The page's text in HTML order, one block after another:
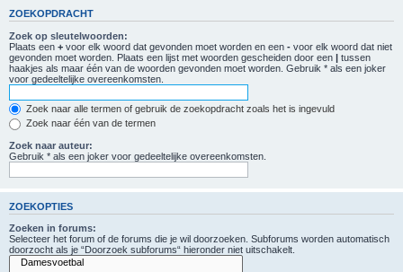
ZOEKOPDRACHT
Zoek op sleutelwoorden:
Plaats een + voor elk woord dat gevonden moet worden en een - voor elk woord dat niet
gevonden moet worden. Plaats een lijst met woorden gescheiden door een | tussen
haakjes als maar één van de woorden gevonden moet worden. Gebruik * als een joker
voor gedeeltelijke overeenkomsten.
Zoek naar alle termen of gebruik de zoekopdracht zoals het is ingevuld
Zoek naar één van de termen
Zoek naar auteur:
Gebruik * als een joker voor gedeeltelijke overeenkomsten.
ZOEKOPTIES
Zoeken in forums:
Selecteer het forum of de forums die je wil doorzoeken. Subforums worden automatisch
doorzocht als je “Doorzoek subforums“ hieronder niet uitschakelt.